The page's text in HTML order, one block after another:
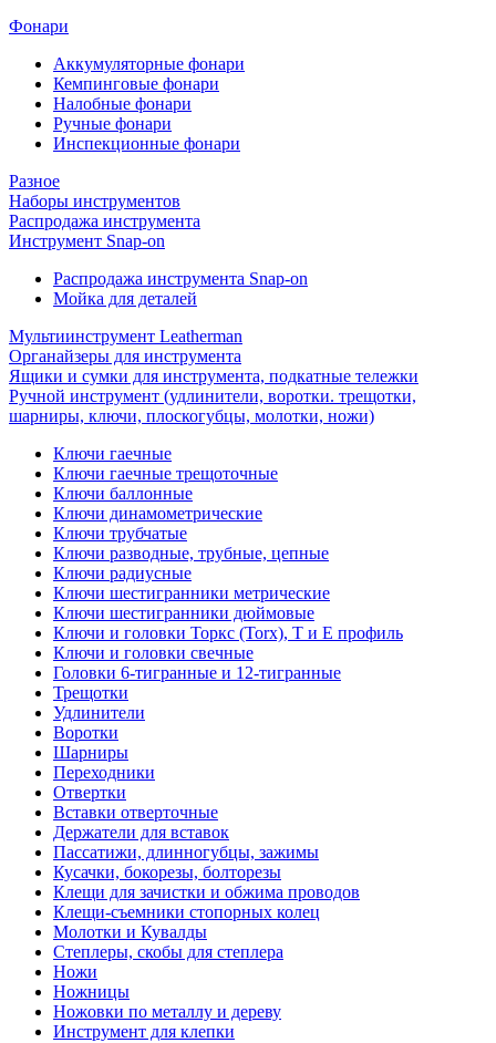
Фонари
Аккумуляторные фонари
Кемпинговые фонари
Налобные фонари
Ручные фонари
Инспекционные фонари
Разное
Наборы инструментов
Распродажа инструмента
Инструмент Snap-on
Распродажа инструмента Snap-on
Мойка для деталей
Мультиинструмент Leatherman
Органайзеры для инструмента
Ящики и сумки для инструмента, подкатные тележки
Ручной инструмент (удлинители, воротки. трещотки,
шарниры, ключи, плоскогубцы, молотки, ножи)
Ключи гаечные
Ключи гаечные трещоточные
Ключи баллонные
Ключи динамометрические
Ключи трубчатые
Ключи разводные, трубные, цепные
Ключи радиусные
Ключи шестигранники метрические
Ключи шестигранники дюймовые
Ключи и головки Торкс (Torx), Т и Е профиль
Ключи и головки свечные
Головки 6-тигранные и 12-тигранные
Трещотки
Удлинители
Воротки
Шарниры
Переходники
Отвертки
Вставки отверточные
Держатели для вставок
Пассатижи, длинногубцы, зажимы
Кусачки, бокорезы, болторезы
Клещи для зачистки и обжима проводов
Клещи-съемники стопорных колец
Молотки и Кувалды
Степлеры, скобы для степлера
Ножи
Ножницы
Ножовки по металлу и дереву
Инструмент для клепки